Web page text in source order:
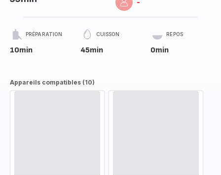
-
PRÉPARATION
10min
CUISSON
45min
REPOS
0min
Appareils compatibles (10)